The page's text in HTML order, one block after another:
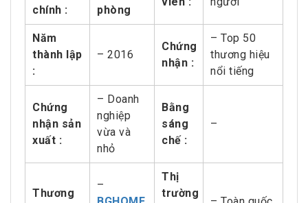
chính :
phòng
Năm
thành lập
:
– 2016
Chứng
nhận :
– Top 50
thương hiệu
nổi tiếng
Chứng
nhận sản
xuất :
– Doanh
nghiệp
vừa và
nhỏ
Bằng
sáng
chế :
–
Thương
–
Thị
trường